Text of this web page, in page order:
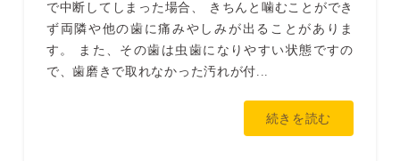
で中断してしまった場合、 きちんと噛むことができ
ず両隣や他の歯に痛みやしみが出ることがありま
す。 また、その歯は虫歯になりやすい状態ですの
で、歯磨きで取れなかった汚れが付...
続きを読む